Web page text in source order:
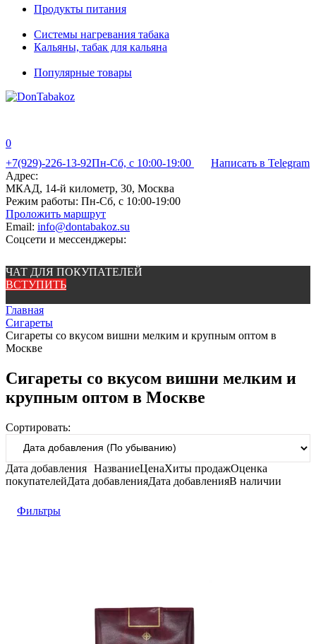
Продукты питания
Системы нагревания табака
Кальяны, табак для кальяна
Популярные товары
0
+7(929)-226-13-92Пн-Сб, с 10:00-19:00
Написать в Telegram
Адрес:
МКАД, 14-й километр, 30, Москва
Режим работы: Пн-Сб, с 10:00-19:00
Проложить маршрут
Email: info@dontabakoz.su
Соцсети и мессенджеры:
ЧАТ ДЛЯ ПОКУПАТЕЛЕЙ
ВСТУПИТЬ
Главная
Сигареты
Сигареты со вкусом вишни мелким и крупным оптом в
Москве
Сигареты со вкусом вишни мелким и
крупным оптом в Москве
Сортировать:
Дата добавления НазваниеЦенаХиты продажОценка
покупателейДата добавленияДата добавленияВ наличии
Фильтры